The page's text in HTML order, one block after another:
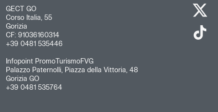
GECT GO
Corso Italia, 55
Gorizia
CF: 91036160314
+39 0481 535446
Infopoint PromoTurismoFVG
Palazzo Paternolli, Piazza della Vittoria, 48
Gorizia GO
+39 0481 535764